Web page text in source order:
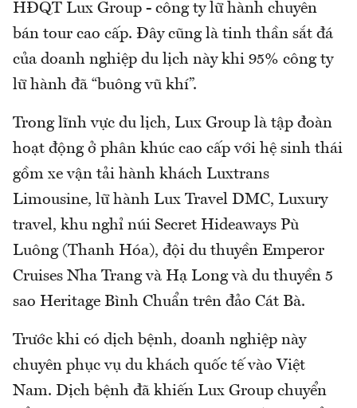
HĐQT Lux Group - công ty lữ hành chuyên
bán tour cao cấp. Đây cũng là tinh thần sắt đá
của doanh nghiệp du lịch này khi 95% công ty
lữ hành đã “buông vũ khí”.
Trong lĩnh vực du lịch, Lux Group là tập đoàn
hoạt động ở phân khúc cao cấp với hệ sinh thái
gồm xe vận tải hành khách Luxtrans
Limousine, lữ hành Lux Travel DMC, Luxury
travel, khu nghỉ núi Secret Hideaways Pù
Luông (Thanh Hóa), đội du thuyền Emperor
Cruises Nha Trang và Hạ Long và du thuyền 5
sao Heritage Bình Chuẩn trên đảo Cát Bà.
Trước khi có dịch bệnh, doanh nghiệp này
chuyên phục vụ du khách quốc tế vào Việt
Nam. Dịch bệnh đã khiến Lux Group chuyển